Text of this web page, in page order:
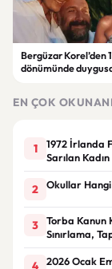
Bergüzar Korel’den
dönümünde
EN ÇOK
1
1972 İrlanda
Sarılan
2 Okullar Hangi
3
Torba Kanun
Sınırlama,
4
2026 Ocak